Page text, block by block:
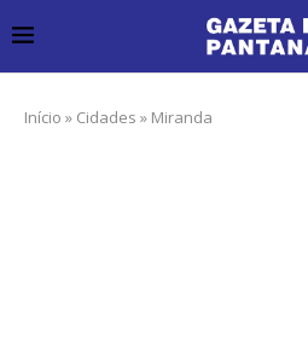
Início » Cidades » Miranda